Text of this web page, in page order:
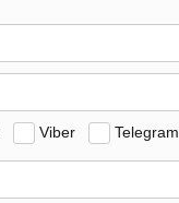
Viber Telegram